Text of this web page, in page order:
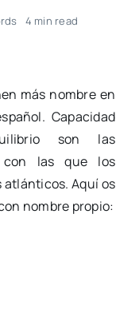
4 min read
más nombre en
Capacidad
son las
con las que los
atlánticos. Aquí os
nombre propio: